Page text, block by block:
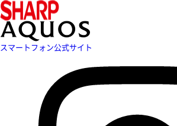
スマートフォン公式サイト